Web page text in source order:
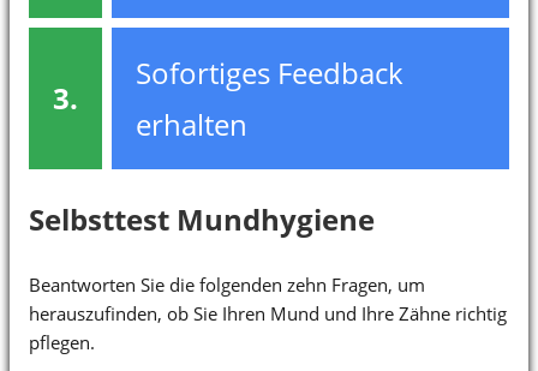
3.
Sofortiges Feedback
erhalten
Selbsttest Mundhygiene
Beantworten Sie die folgenden zehn Fragen, um
herauszufinden, ob Sie Ihren Mund und Ihre Zähne richtig
pflegen.